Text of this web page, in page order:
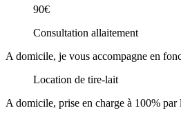
90€
Consultation allaitement
A domicile, je vous accompagne en
Location de tire-lait
A domicile, prise en charge à 100%